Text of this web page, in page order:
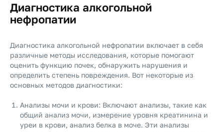
Диагностика алкогольной
нефропатии
Диагностика алкогольной нефропатии включает в себя
различные методы исследования, которые помогают
оценить функцию почек, обнаружить нарушения и
определить степень повреждения. Вот некоторые из
основных методов диагностики:
Анализы мочи и крови: Включают анализы, такие как
общий анализ мочи, измерение уровня креатинина и
уреи в крови, анализ белка в моче. Эти анализы